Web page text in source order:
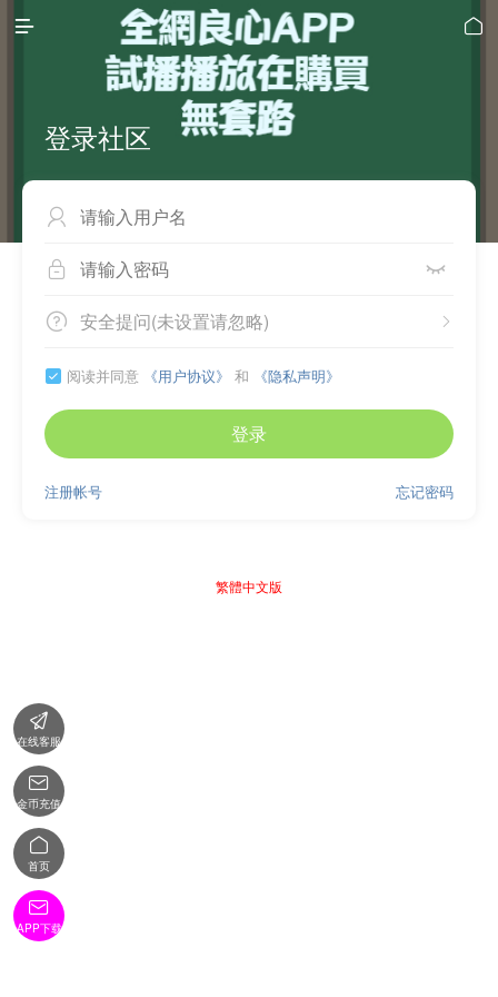
 
登录社区

 
 
安全提问(未设置请忽略)
 阅读并同意 《用户协议》 和 《隐私声明》
登录
忘记密码
注册帐号
繁體中文版

在线客服

金币充值

首页

APP下载